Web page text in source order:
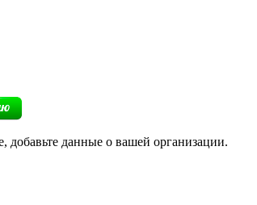
добавьте данные о вашей организации.